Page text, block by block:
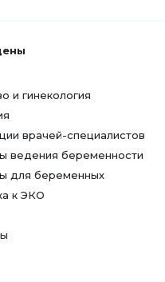
и гинекология
врачей-специалистов
ведения беременности
для беременных
к ЭКО